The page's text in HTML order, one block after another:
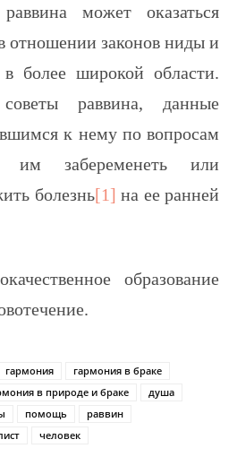
может оказаться
отношении законов ниды и
более широкой области.
раввина, данные
к нему по вопросам
им забеременеть или
болезнь[1] на ее ранней
образование
гармония
гармония в браке
в природе и браке
душа
помощь
раввин
человек